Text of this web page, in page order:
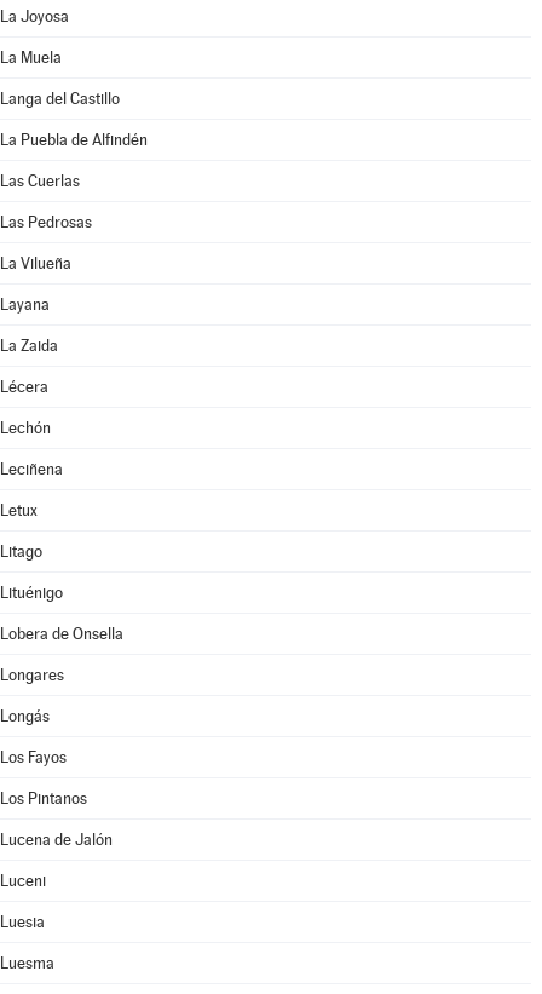
La Joyosa
La Muela
Langa del Castillo
La Puebla de Alfindén
Las Cuerlas
Las Pedrosas
La Vilueña
Layana
La Zaida
Lécera
Lechón
Leciñena
Letux
Litago
Lituénigo
Lobera de Onsella
Longares
Longás
Los Fayos
Los Pintanos
Lucena de Jalón
Luceni
Luesia
Luesma